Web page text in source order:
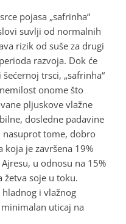
pojasa „safrinha“
suvlji od normalnih
rizik od suše za drugi
razvoja. Dok će
trsci, „safrinha“
onome što
pljuskove vlažne
dosledne padavine
nasuprot tome, dobro
koja je završena 19%
u odnosu na 15%
žetva soje u toku.
i vlažnog
uticaj na